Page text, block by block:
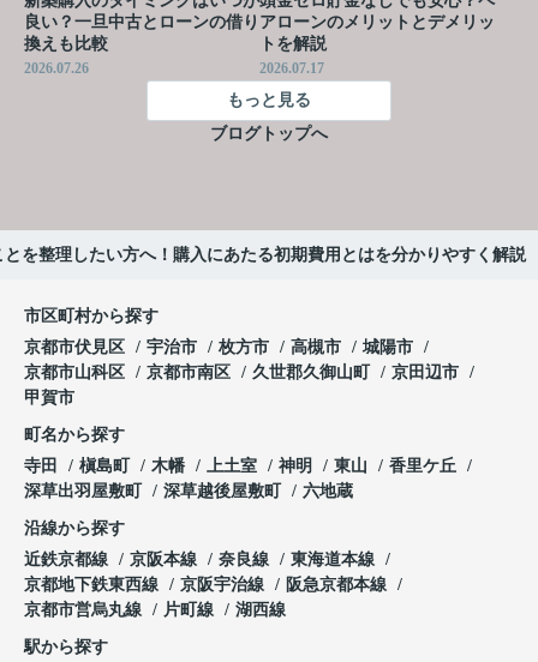
良い？一旦中古とローンの借り
換えも比較
2026.07.26
アローンのメリットとデメリッ
トを解説
2026.07.17
もっと見る
ブログトップへ
を整理したい方へ！購入にあたる初期費用とはを分かりやすく解説
市区町村から探す
京都市伏見区
宇治市 枚方市 高槻市
城陽市
京都市山科区
京都市南区 久世郡久御山町
京田辺市
甲賀市
町名から探す
寺田
槇島町 木幡 上土室 神明 東山
香里ケ丘
深草出羽屋敷町
深草越後屋敷町 六地蔵
沿線から探す
近鉄京都線
京阪本線 奈良線
東海道本線
京都地下鉄東西線
京阪宇治線
阪急京都本線
京都市営烏丸線
片町線 湖西線
駅から探す